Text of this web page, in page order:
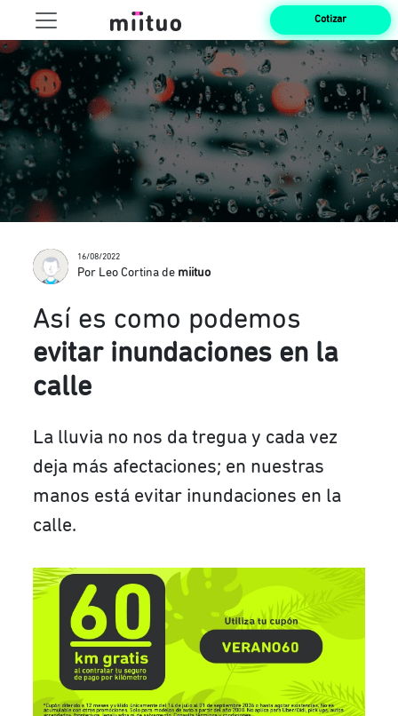
Cotizar
16/08/2022
Por Leo Cortina de miituo
Así es como podemos
evitar inundaciones en la
calle
La lluvia no nos da tregua y cada vez
deja más afectaciones; en nuestras
manos está evitar inundaciones en la
calle.